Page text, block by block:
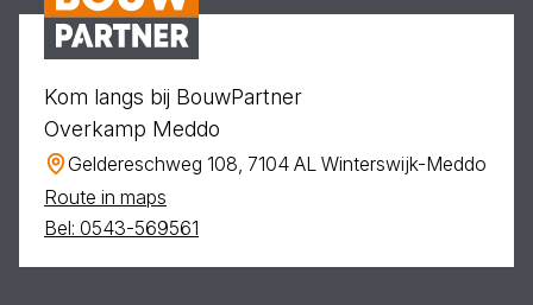
Kom langs bij BouwPartner
Overkamp Meddo
Geldereschweg 108, 7104 AL Winterswijk-Meddo
Route in maps
Bel: 0543-569561